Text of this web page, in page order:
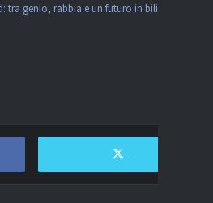
tra genio, rabbia e un futuro in bilico